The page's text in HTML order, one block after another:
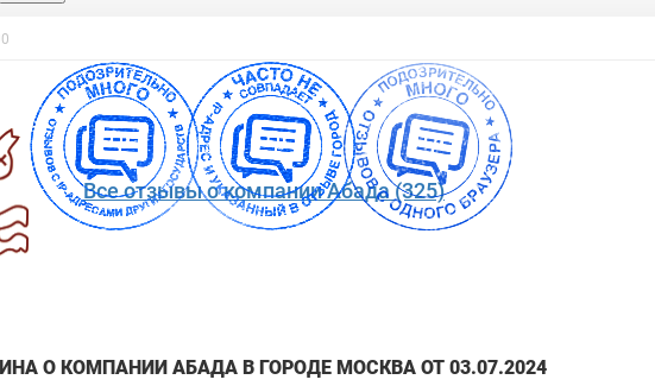
Все отзывы о компании Абада (325)
О КОМПАНИИ АБАДА В ГОРОДЕ МОСКВА ОТ 03.07.2024